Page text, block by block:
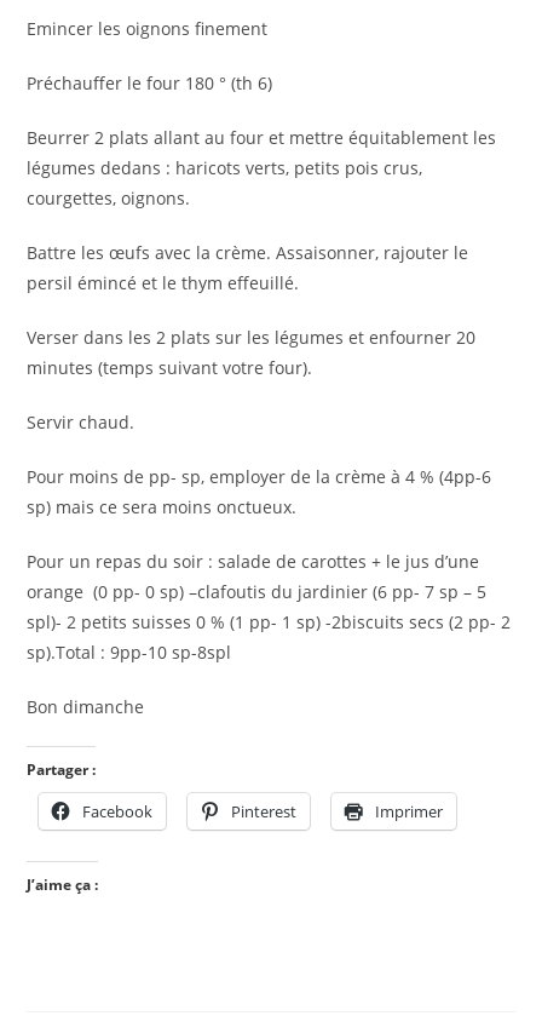
Emincer les oignons finement
Préchauffer le four 180 ° (th 6)
Beurrer 2 plats allant au four et mettre équitablement les
légumes dedans : haricots verts, petits pois crus,
courgettes, oignons.
Battre les œufs avec la crème. Assaisonner, rajouter le
persil émincé et le thym effeuillé.
Verser dans les 2 plats sur les légumes et enfourner 20
minutes (temps suivant votre four).
Servir chaud.
Pour moins de pp- sp, employer de la crème à 4 % (4pp-6
sp) mais ce sera moins onctueux.
Pour un repas du soir : salade de carottes + le jus d’une
orange (0 pp- 0 sp) –clafoutis du jardinier (6 pp- 7 sp – 5
spl)- 2 petits suisses 0 % (1 pp- 1 sp) -2biscuits secs (2 pp- 2
sp).Total : 9pp-10 sp-8spl
Bon dimanche
Partager :
Facebook Pinterest Imprimer
J’aime ça :